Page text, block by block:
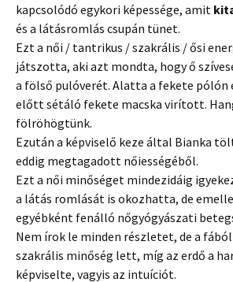
kapcsolódó egykori képessége, amit
és a látásromlás csupán tünet.
Ezt a női / tantrikus / szakrális / ősi
játszotta, aki azt mondta, hogy ő
a fölső pulóverét. Alatta a fekete pólón
előtt sétáló fekete macska virított.
fölröhögtünk.
Ezután a képviselő keze által Bianka
eddig megtagadott nőiességéből.
Ezt a női minőséget mindezidáig
a látás romlását is okozhatta, de
egyébként fenálló nőgyógyászati
Nem írok le minden részletet, de a
szakrális minőség lett, míg az erdő a
képviselte, vagyis az intuíciót.